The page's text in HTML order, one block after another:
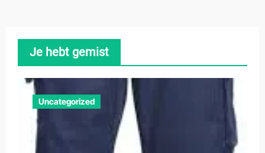
Je hebt gemist
Uncategorized